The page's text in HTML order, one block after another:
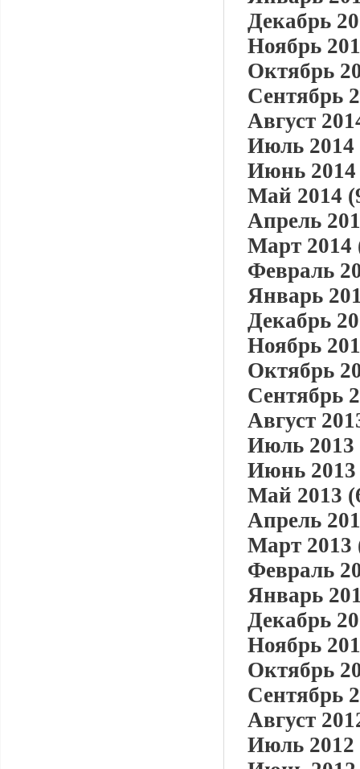
Декабрь
Ноябрь
Октябрь
Сентябрь
Август
Июль 2014
Июнь 2014
Май 2014
Апрель
Март 2014
Февраль
Январь
Декабрь
Ноябрь
Октябрь
Сентябрь
Август
Июль 2013
Июнь 2013
Май 2013
Апрель
Март 2013
Февраль
Январь
Декабрь
Ноябрь
Октябрь
Сентябрь
Август
Июль 2012